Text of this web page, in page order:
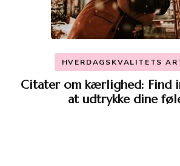
HVERDAGSKVALITETS
Citater om kærlighed: Find
at udtrykke dine